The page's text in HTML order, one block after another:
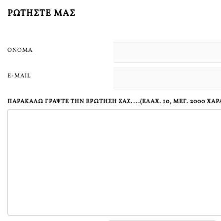
ΡΩΤΉΣΤΕ ΜΑΣ
ΌΝΟΜΑ
E-MAIL
ΠΑΡΑΚΑΛΏ ΓΡΆΨΤΕ ΤΗΝ ΕΡΏΤΗΣΗ ΣΑΣ....(ΕΛΆΧ. 10, ΜΕΓ. 2000